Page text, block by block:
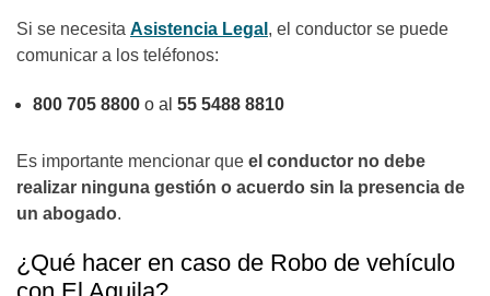
Si se necesita Asistencia Legal , el conductor se puede
comunicar a los teléfonos:
800 705 8800 o al 55 5488 8810
Es importante mencionar que el conductor no debe
realizar ninguna gestión o acuerdo sin la presencia de
un abogado.
¿Qué hacer en caso de Robo de vehículo